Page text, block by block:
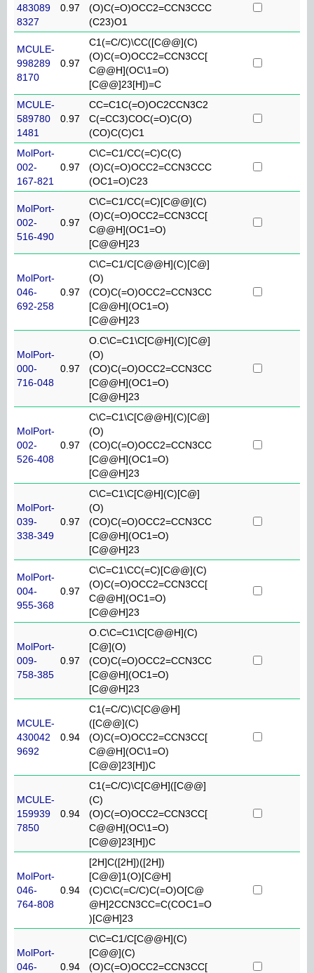
483089
8327
0.97
(O)C(=O)OCC2=CCN3CCC
(C23)O1
MCULE-
998289
8170
0.97
C1(=C/C)\CC([C@@](C)
(O)C(=O)OCC2=CCN3CC[
C@@H](OC\1=O)
[C@@]23[H])=C
MCULE-
589780
1481
0.97
CC=C1C(=O)OC2CCN3C2
C(=CC3)COC(=O)C(O)
(CO)C(C)C1
MolPort-
002-
167-821
0.97
C\C=C1/CC(=C)C(C)
(O)C(=O)OCC2=CCN3CCC
(OC1=O)C23
MolPort-
002-
516-490
0.97
C\C=C1/CC(=C)[C@@](C)
(O)C(=O)OCC2=CCN3CC[
C@@H](OC1=O)
[C@@H]23
MolPort-
046-
692-258
0.97
C\C=C1/C[C@@H](C)[C@]
(O)
(CO)C(=O)OCC2=CCN3CC
[C@@H](OC1=O)
[C@@H]23
MolPort-
000-
716-048
0.97
O.C\C=C1\C[C@H](C)[C@]
(O)
(CO)C(=O)OCC2=CCN3CC
[C@@H](OC1=O)
[C@@H]23
MolPort-
002-
526-408
0.97
C\C=C1\C[C@@H](C)[C@]
(O)
(CO)C(=O)OCC2=CCN3CC
[C@@H](OC1=O)
[C@@H]23
MolPort-
039-
338-349
0.97
C\C=C1\C[C@H](C)[C@]
(O)
(CO)C(=O)OCC2=CCN3CC
[C@@H](OC1=O)
[C@@H]23
MolPort-
004-
955-368
0.97
C\C=C1\CC(=C)[C@@](C)
(O)C(=O)OCC2=CCN3CC[
C@@H](OC1=O)
[C@@H]23
MolPort-
009-
758-385
0.97
O.C\C=C1\C[C@@H](C)
[C@](O)
(CO)C(=O)OCC2=CCN3CC
[C@@H](OC1=O)
[C@@H]23
MCULE-
430042
9692
0.94
C1(=C/C)\C[C@@H]
([C@@](C)
(O)C(=O)OCC2=CCN3CC[
C@@H](OC\1=O)
[C@@]23[H])C
MCULE-
159939
7850
0.94
C1(=C/C)\C[C@H]([C@@]
(C)
(O)C(=O)OCC2=CCN3CC[
C@@H](OC\1=O)
[C@@]23[H])C
MolPort-
046-
764-808
0.94
[2H]C([2H])([2H])
[C@@]1(O)[C@H]
(C)C\C(=C/C)C(=O)O[C@
@H]2CCN3CC=C(COC1=O
)[C@H]23
MolPort-
046-
0.94
C\C=C1/C[C@@H](C)
[C@@](C)
(O)C(=O)OCC2=CCN3CC[